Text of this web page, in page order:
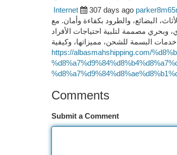
Internet
307 days ago
البضائع، والطرود بكفاءة وأمان. مع
مصممة لتلبية احتياجات الأفراد
البسمة للشحن، مميزاتها، وكيفية
https://albasmahshipping.com/
Comments
Submit a Comment